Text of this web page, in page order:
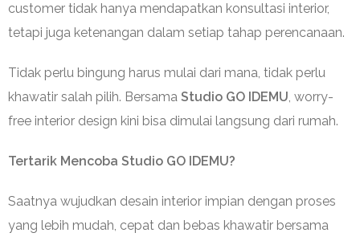
customer tidak hanya mendapatkan konsultasi interior,
tetapi juga ketenangan dalam setiap tahap perencanaan.
Tidak perlu bingung harus mulai dari mana, tidak perlu
khawatir salah pilih. Bersama Studio GO IDEMU, worry-
free interior design kini bisa dimulai langsung dari rumah.
Tertarik Mencoba Studio GO IDEMU?
Saatnya wujudkan desain interior impian dengan proses
yang lebih mudah, cepat dan bebas khawatir bersama